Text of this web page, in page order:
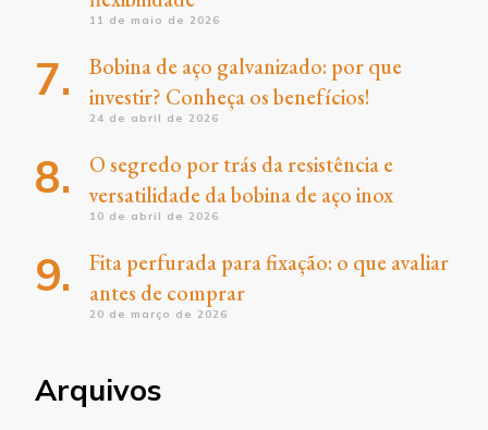
11 de maio de 2026
Bobina de aço galvanizado: por que
investir? Conheça os benefícios!
24 de abril de 2026
O segredo por trás da resistência e
versatilidade da bobina de aço inox
10 de abril de 2026
Fita perfurada para fixação: o que avaliar
antes de comprar
20 de março de 2026
Arquivos